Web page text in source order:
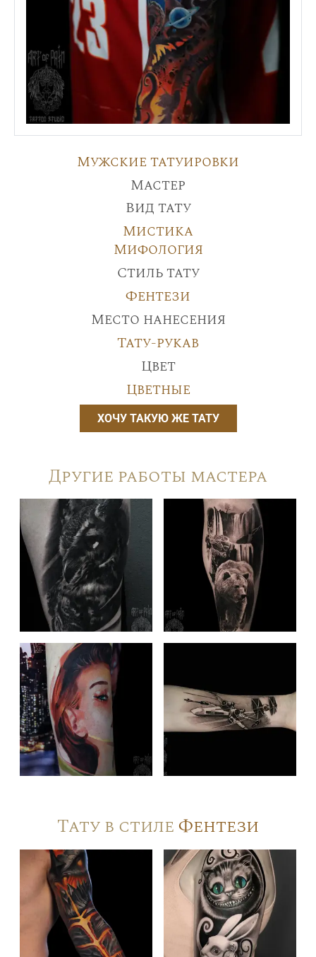
Мужские татуировки
Мастер
Вид тату
Мистика
Мифология
Стиль тату
Фентези
Место нанесения
Тату-рукав
Цвет
Цветные
ХОЧУ ТАКУЮ ЖЕ ТАТУ
Другие работы мастера
Тату в стилеФентези